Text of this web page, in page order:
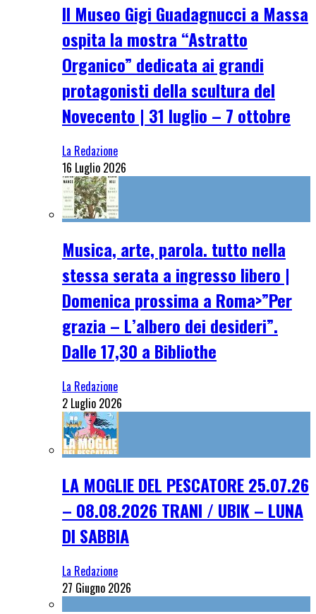
Il Museo Gigi Guadagnucci a Massa
ospita la mostra “Astratto
Organico” dedicata ai grandi
protagonisti della scultura del
Novecento | 31 luglio – 7 ottobre
La Redazione
16 Luglio 2026
Musica, arte, parola. tutto nella
stessa serata a ingresso libero |
Domenica prossima a Roma>”Per
grazia – L’albero dei desideri”.
Dalle 17,30 a Bibliothe
La Redazione
2 Luglio 2026
LA MOGLIE DEL PESCATORE 25.07.26
– 08.08.2026 TRANI / UBIK – LUNA
DI SABBIA
La Redazione
27 Giugno 2026